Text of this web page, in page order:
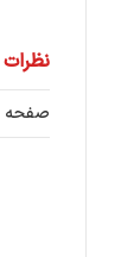
نظرات
صفحه 1 از 1